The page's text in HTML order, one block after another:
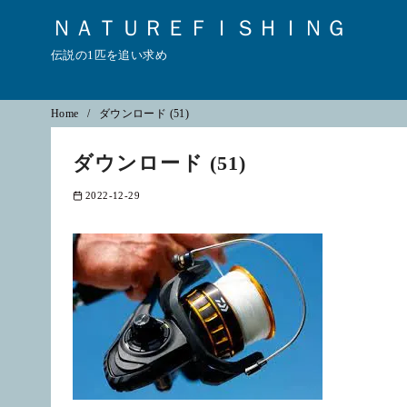
ＮＡＴＵＲＥＦＩＳＨＩＮＧ
伝説の1匹を追い求め
Home ダウンロード (51)
ダウンロード (51)
2022-12-29